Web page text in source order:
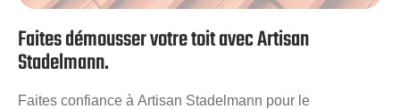
Faites démousser votre toit avec Artisan
Stadelmann.
Faites confiance à Artisan Stadelmann pour le